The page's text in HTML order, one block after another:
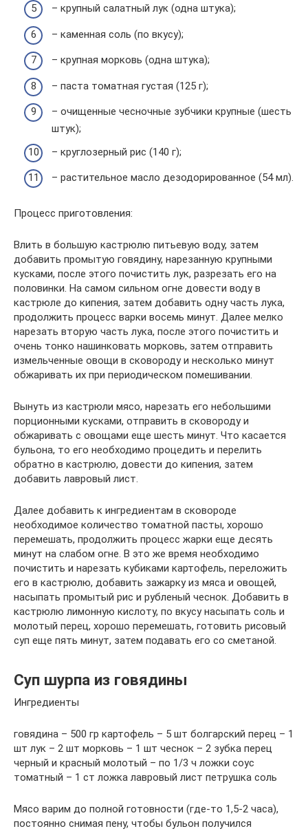
– крупный салатный лук (одна штука);
– каменная соль (по вкусу);
– крупная морковь (одна штука);
– паста томатная густая (125 г);
– очищенные чесночные зубчики крупные (шесть
штук);
– круглозерный рис (140 г);
– растительное масло дезодорированное (54 мл).
Процесс приготовления:
Влить в большую кастрюлю питьевую воду, затем
добавить промытую говядину, нарезанную крупными
кусками, после этого почистить лук, разрезать его на
половинки. На самом сильном огне довести воду в
кастрюле до кипения, затем добавить одну часть лука,
продолжить процесс варки восемь минут. Далее мелко
нарезать вторую часть лука, после этого почистить и
очень тонко нашинковать морковь, затем отправить
измельченные овощи в сковороду и несколько минут
обжаривать их при периодическом помешивании.
Вынуть из кастрюли мясо, нарезать его небольшими
порционными кусками, отправить в сковороду и
обжаривать с овощами еще шесть минут. Что касается
бульона, то его необходимо процедить и перелить
обратно в кастрюлю, довести до кипения, затем
добавить лавровый лист.
Далее добавить к ингредиентам в сковороде
необходимое количество томатной пасты, хорошо
перемешать, продолжить процесс жарки еще десять
минут на слабом огне. В это же время необходимо
почистить и нарезать кубиками картофель, переложить
его в кастрюлю, добавить зажарку из мяса и овощей,
насыпать промытый рис и рубленый чеснок. Добавить в
кастрюлю лимонную кислоту, по вкусу насыпать соль и
молотый перец, хорошо перемешать, готовить рисовый
суп еще пять минут, затем подавать его со сметаной.
Суп шурпа из говядины
Ингредиенты
говядина – 500 гр картофель – 5 шт болгарский перец – 1
шт лук – 2 шт морковь – 1 шт чеснок – 2 зубка перец
черный и красный молотый – по 1/3 ч ложки соус
томатный – 1 ст ложка лавровый лист петрушка соль
Мясо варим до полной готовности (где-то 1,5-2 часа),
постоянно снимая пену, чтобы бульон получился